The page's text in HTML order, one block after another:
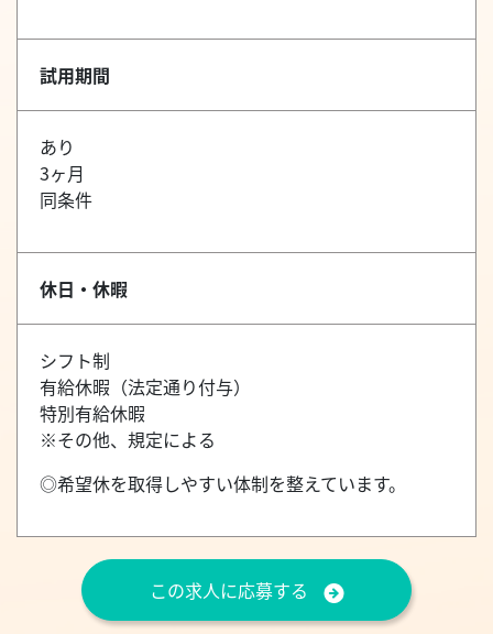
試用期間
あり
3ヶ月
同条件
休日・休暇
シフト制
有給休暇（法定通り付与）
特別有給休暇
※その他、規定による
◎希望休を取得しやすい体制を整えています。
この求人に応募する